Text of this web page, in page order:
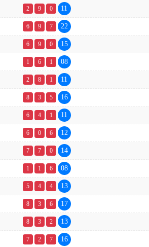
2 9 0 11
6 9 7 22
6 9 0 15
1 6 1 08
2 8 1 11
8 3 5 16
6 4 1 11
6 0 6 12
7 7 0 14
1 1 6 08
5 4 4 13
8 3 6 17
8 3 2 13
7 2 7 16